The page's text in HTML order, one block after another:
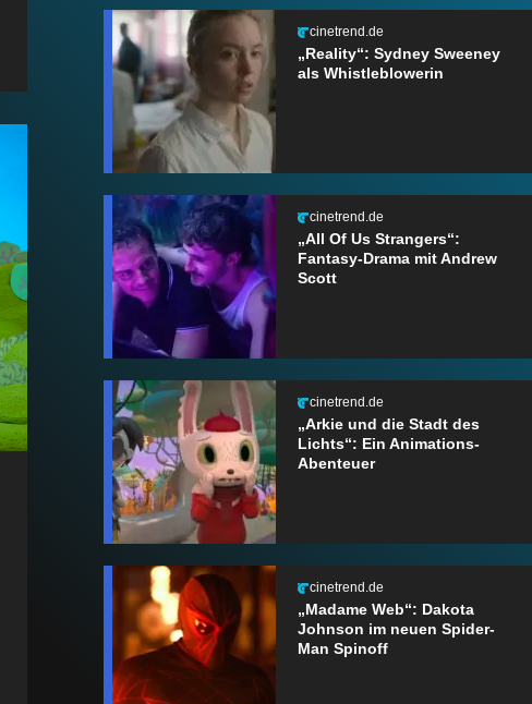
cinetrend.de
„Reality“: Sydney Sweeney
als Whistleblowerin
cinetrend.de
„All Of Us Strangers“:
Fantasy-Drama mit Andrew
Scott
cinetrend.de
„Arkie und die Stadt des
Lichts“: Ein Animations-
Abenteuer
cinetrend.de
„Madame Web“: Dakota
Johnson im neuen Spider-
Man Spinoff